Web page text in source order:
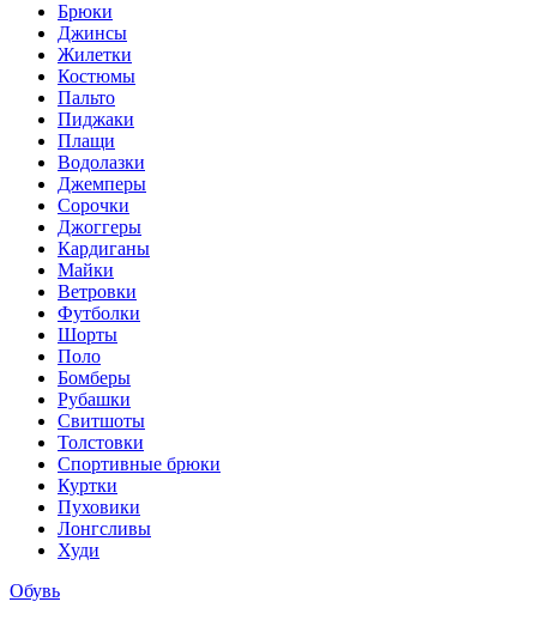
Брюки
Джинсы
Жилетки
Костюмы
Пальто
Пиджаки
Плащи
Водолазки
Джемперы
Сорочки
Джоггеры
Кардиганы
Майки
Ветровки
Футболки
Шорты
Поло
Бомберы
Рубашки
Свитшоты
Толстовки
Спортивные брюки
Куртки
Пуховики
Лонгсливы
Худи
Обувь